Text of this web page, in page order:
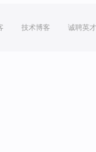
技术博客 诚聘英才